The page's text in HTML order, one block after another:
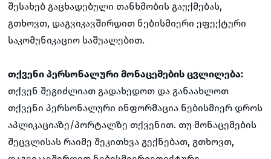
შესახებ გაცხადებული თანხმობის გაუქმებას,
გთხოვთ, დაგვიკავშირდით ნებისმიერი ეფექტური
საკომუნიკაციო საშუალებით.
თქვენი პერსონალური მონაცემების ცვლილება:
თქვენ შეგიძლიათ გადახედოთ და განაახლოთ
თქვენი პერსონალური ინფორმაცია ნებისმიერ დროს
აპლიკაციაზე/პორტალზე თქვენით. თუ მონაცემების
შეცვლისას რაიმე შეკითხვა გექნებათ, გთხოვთ,